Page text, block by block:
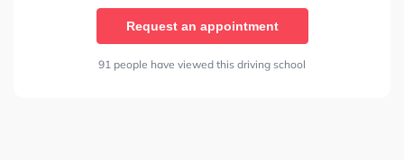
Request an appointment
91 people have viewed this driving school